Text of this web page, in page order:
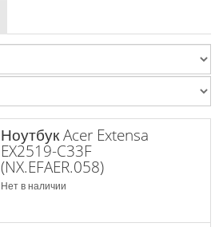
Ноутбук Acer Extensa
EX2519-C33F
(NX.EFAER.058)
Нет в наличии